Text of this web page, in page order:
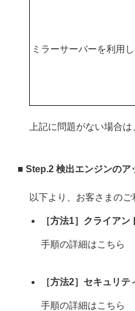
ミラーサーバーを利用
上記に問題がない場合
■ Step.2 検出エンジンのア
以下より、お客さまの
［方法1］クライア
手順の詳細はこちら
［方法2］セキュリ
手順の詳細はこちら